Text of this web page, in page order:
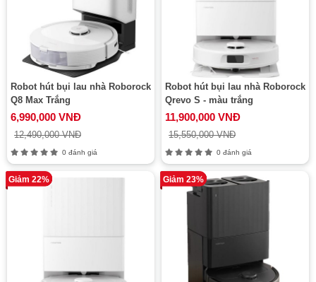
Robot hút bụi lau nhà Roborock
Q8 Max Trắng
6,990,000 VNĐ
12,490,000 VNĐ
0 đánh giá
Robot hút bụi lau nhà Roborock
Qrevo S - màu trắng
11,900,000 VNĐ
15,550,000 VNĐ
0 đánh giá
Giảm 22% Giảm 23%